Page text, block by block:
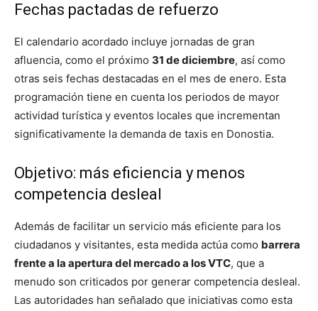
Fechas pactadas de refuerzo
El calendario acordado incluye jornadas de gran
afluencia, como el próximo 31 de diciembre, así como
otras seis fechas destacadas en el mes de enero. Esta
programación tiene en cuenta los periodos de mayor
actividad turística y eventos locales que incrementan
significativamente la demanda de taxis en Donostia.
Objetivo: más eficiencia y menos
competencia desleal
Además de facilitar un servicio más eficiente para los
ciudadanos y visitantes, esta medida actúa como barrera
frente a la apertura del mercado a los VTC, que a
menudo son criticados por generar competencia desleal.
Las autoridades han señalado que iniciativas como esta